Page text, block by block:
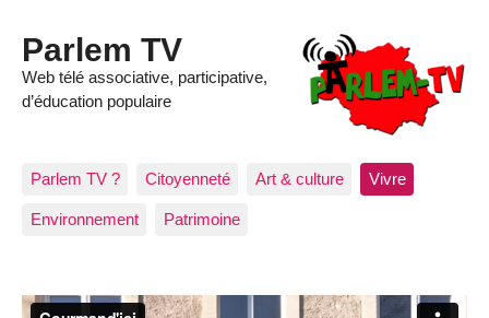
Parlem TV
Web télé associative, participative,
d’éducation populaire
Parlem TV ? Citoyenneté Art & culture Vivre
Environnement Patrimoine